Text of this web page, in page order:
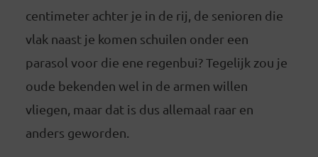
centimeter achter je in de rij, de senioren die
vlak naast je komen schuilen onder een
parasol voor die ene regenbui? Tegelijk zou je
oude bekenden wel in de armen willen
vliegen, maar dat is dus allemaal raar en
anders geworden.